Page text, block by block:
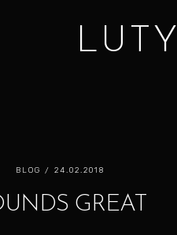
BLOG / 24.02.2018
GREAT